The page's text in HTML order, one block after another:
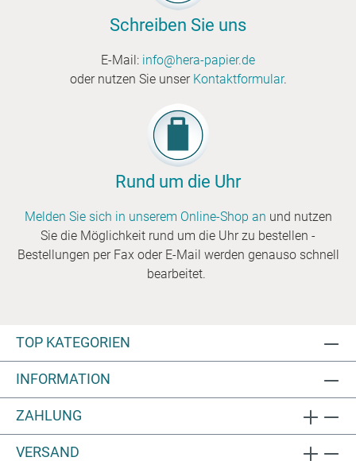
Schreiben Sie uns
E-Mail: info@hera-papier.de
oder nutzen Sie unser Kontaktformular.
Rund um die Uhr
Melden Sie sich in unserem Online-Shop an und nutzen
Sie die Möglichkeit rund um die Uhr zu bestellen -
Bestellungen per Fax oder E-Mail werden genauso schnell
bearbeitet.
TOP KATEGORIEN
INFORMATION
ZAHLUNG
VERSAND